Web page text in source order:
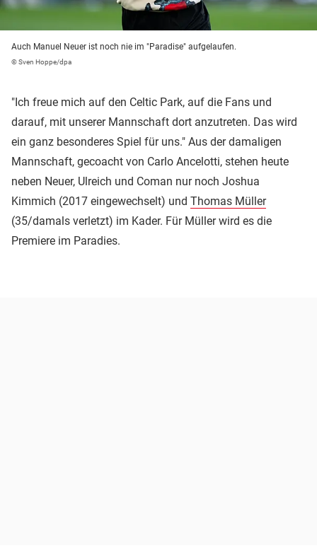
Auch Manuel Neuer ist noch nie im "Paradise" aufgelaufen.
© Sven Hoppe/dpa
"Ich freue mich auf den Celtic Park, auf die Fans und
darauf, mit unserer Mannschaft dort anzutreten. Das wird
ein ganz besonderes Spiel für uns." Aus der damaligen
Mannschaft, gecoacht von Carlo Ancelotti, stehen heute
neben Neuer, Ulreich und Coman nur noch Joshua
Kimmich (2017 eingewechselt) und Thomas Müller
(35/damals verletzt) im Kader. Für Müller wird es die
Premiere im Paradies.